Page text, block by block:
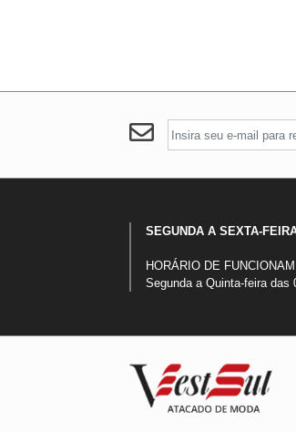
SEGUNDA A SEXTA-
HORÁRIO DE
Segunda a Quinta-feira